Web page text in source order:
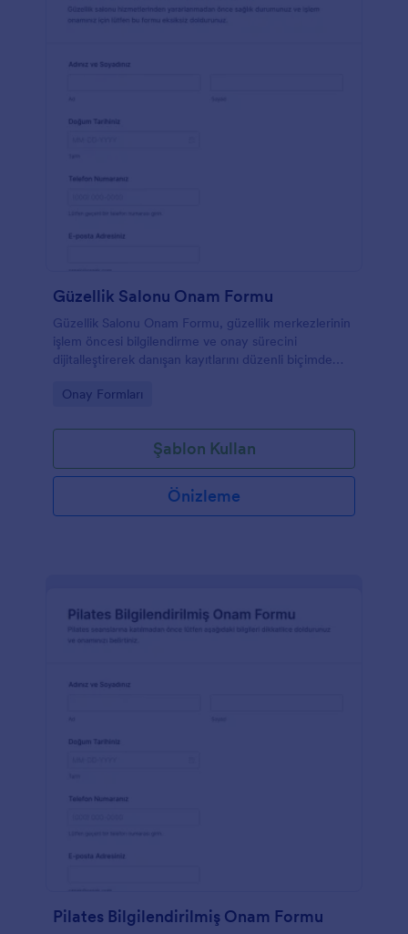
Güzellik Salonu Onam Formu
Güzellik Salonu Onam Formu, güzellik merkezlerinin
işlem öncesi bilgilendirme ve onay sürecini
dijitalleştirerek danışan kayıtlarını düzenli biçimde
Go to Category:
Onay Formları
Şablon Kullan
Önizleme
Pilates Bilgilendirilmiş Onam Formu